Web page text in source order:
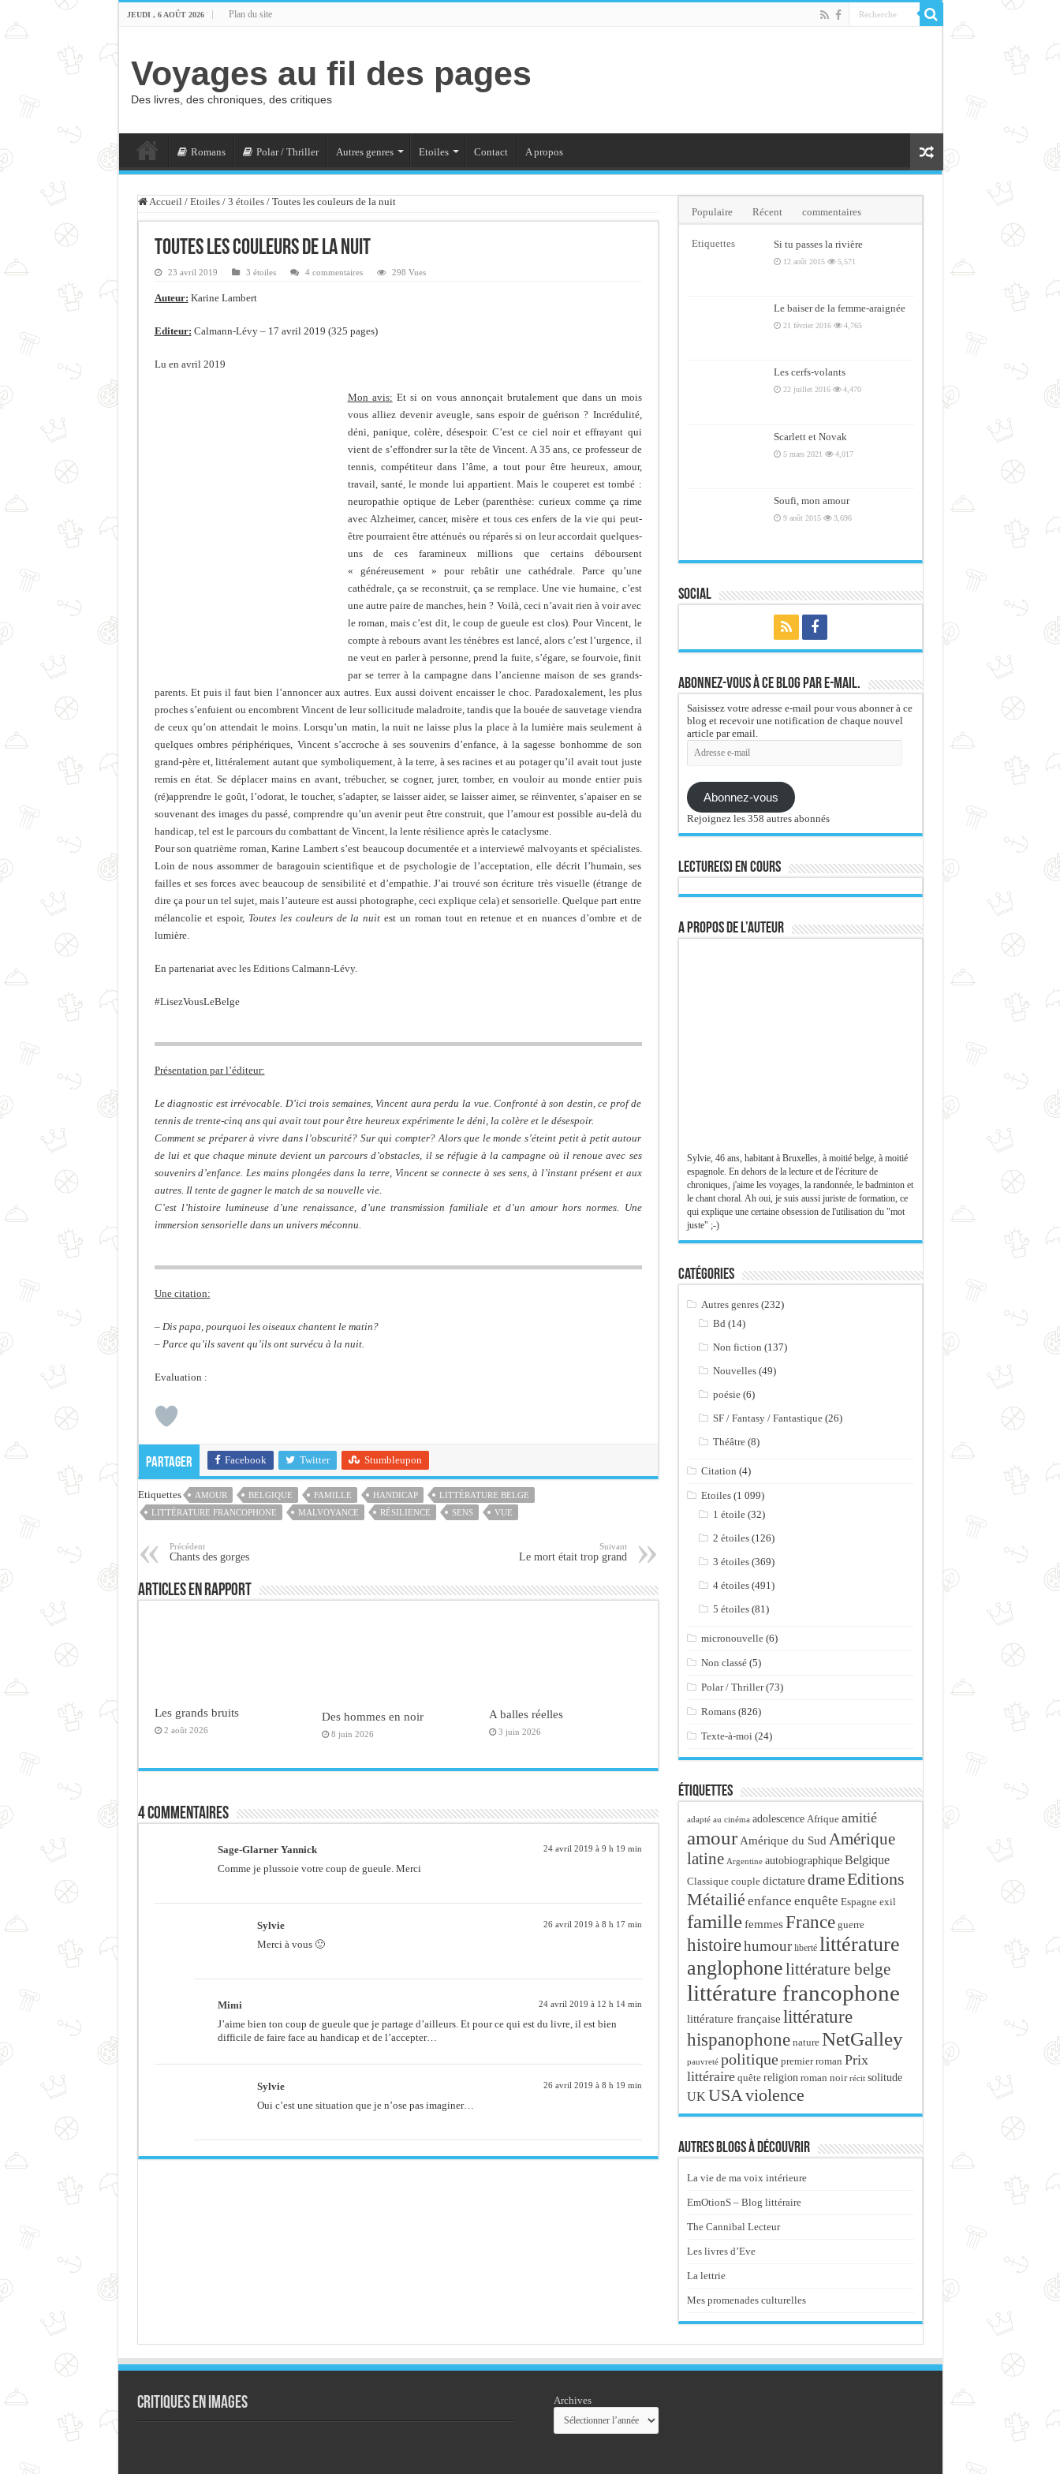
JEUDI , 6 AOÛT 2026 Plan du site
Voyages au fil des pages
Des livres, des chroniques, des critiques
Romans Polar / Thriller Autres genres Etoiles Contact A propos
Accueil / Etoiles / 3 étoiles / Toutes les couleurs de la nuit
Toutes les couleurs de la nuit
23 avril 2019 3 étoiles 4 commentaires 298 Vues
Auteur: Karine Lambert
Editeur: Calmann-Lévy – 17 avril 2019 (325 pages)
Lu en avril 2019
Mon avis: Et si on vous annonçait brutalement que dans un mois
vous alliez devenir aveugle, sans espoir de guérison ? Incrédulité,
déni, panique, colère, désespoir. C’est ce ciel noir et effrayant qui
vient de s’effondrer sur la tête de Vincent. A 35 ans, ce professeur de
tennis, compétiteur dans l’âme, a tout pour être heureux, amour,
travail, santé, le monde lui appartient. Mais le couperet est tombé :
neuropathie optique de Leber (parenthèse: curieux comme ça rime
avec Alzheimer, cancer, misère et tous ces enfers de la vie qui peut-
être pourraient être atténués ou réparés si on leur accordait quelques-
uns de ces faramineux millions que certains déboursent
« généreusement » pour rebâtir une cathédrale. Parce qu’une
cathédrale, ça se reconstruit, ça se remplace. Une vie humaine, c’est
une autre paire de manches, hein ? Voilà, ceci n’avait rien à voir avec
le roman, mais c’est dit, le coup de gueule est clos). Pour Vincent, le
compte à rebours avant les ténèbres est lancé, alors c’est l’urgence, il
ne veut en parler à personne, prend la fuite, s’égare, se fourvoie, finit
par se terrer à la campagne dans l’ancienne maison de ses grands-
parents. Et puis il faut bien l’annoncer aux autres. Eux aussi doivent encaisser le choc. Paradoxalement, les plus
proches s’enfuient ou encombrent Vincent de leur sollicitude maladroite, tandis que la bouée de sauvetage viendra
de ceux qu’on attendait le moins. Lorsqu’un matin, la nuit ne laisse plus la place à la lumière mais seulement à
quelques ombres périphériques, Vincent s’accroche à ses souvenirs d’enfance, à la sagesse bonhomme de son
grand-père et, littéralement autant que symboliquement, à la terre, à ses racines et au potager qu’il avait tout juste
remis en état. Se déplacer mains en avant, trébucher, se cogner, jurer, tomber, en vouloir au monde entier puis
(ré)apprendre le goût, l’odorat, le toucher, s’adapter, se laisser aider, se laisser aimer, se réinventer, s’apaiser en se
souvenant des images du passé, comprendre qu’un avenir peut être construit, que l’amour est possible au-delà du
handicap, tel est le parcours du combattant de Vincent, la lente résilience après le cataclysme.
Pour son quatrième roman, Karine Lambert s’est beaucoup documentée et a interviewé malvoyants et spécialistes.
Loin de nous assommer de baragouin scientifique et de psychologie de l’acceptation, elle décrit l’humain, ses
failles et ses forces avec beaucoup de sensibilité et d’empathie. J’ai trouvé son écriture très visuelle (étrange de
dire ça pour un tel sujet, mais l’auteure est aussi photographe, ceci explique cela) et sensorielle. Quelque part entre
mélancolie et espoir, Toutes les couleurs de la nuit est un roman tout en retenue et en nuances d’ombre et de
lumière.
En partenariat avec les Editions Calmann-Lévy.
#LisezVousLeBelge
Présentation par l’éditeur:
Le diagnostic est irrévocable. D’ici trois semaines, Vincent aura perdu la vue. Confronté à son destin, ce prof de
tennis de trente-cinq ans qui avait tout pour être heureux expérimente le déni, la colère et le désespoir.
Comment se préparer à vivre dans l’obscurité? Sur qui compter? Alors que le monde s’éteint petit à petit autour
de lui et que chaque minute devient un parcours d’obstacles, il se réfugie à la campagne où il renoue avec ses
souvenirs d’enfance. Les mains plongées dans la terre, Vincent se connecte à ses sens, à l’instant présent et aux
autres. Il tente de gagner le match de sa nouvelle vie.
C’est l’histoire lumineuse d’une renaissance, d’une transmission familiale et d’un amour hors normes. Une
immersion sensorielle dans un univers méconnu.
Une citation:
– Dis papa, pourquoi les oiseaux chantent le matin?
– Parce qu’ils savent qu’ils ont survécu à la nuit.
Evaluation :
Partager Facebook Twitter Stumbleupon
Etiquettes AMOUR BELGIQUE FAMILLE HANDICAP
LITTÉRATURE BELGE
LITTÉRATURE FRANCOPHONE
MALVOYANCE RÉSILIENCE SENS VUE
Précédent
Chants des gorges
Suivant
Le mort était trop grand
Articles en rapport
Les grands bruits
2 août 2026
Des hommes en noir
8 juin 2026
A balles réelles
3 juin 2026
4 commentaires
Sage-Glarner Yannick 24 avril 2019 à 9 h 19 min
Comme je plussoie votre coup de gueule. Merci
Sylvie 26 avril 2019 à 8 h 17 min
Merci à vous 🙂
Mimi 24 avril 2019 à 12 h 14 min
J’aime bien ton coup de gueule que je partage d’ailleurs. Et pour ce qui est du livre, il est bien
difficile de faire face au handicap et de l’accepter…
Sylvie 26 avril 2019 à 8 h 19 min
Oui c’est une situation que je n’ose pas imaginer…
Populaire Récent commentaires
Etiquettes Si tu passes la rivière
12 août 2015 5,571
Le baiser de la femme-araignée
21 février 2016 4,765
Les cerfs-volants
22 juillet 2016 4,470
Scarlett et Novak
5 mars 2021 4,017
Soufi, mon amour
9 août 2015 3,696
Social
Abonnez-vous à ce blog par e-mail.
Saisissez votre adresse e-mail pour vous abonner à ce
blog et recevoir une notification de chaque nouvel
article par email.
Adresse
Abonnez-vous
Rejoignez les 358 autres abonnés
Lecture(s) en cours
A propos de l’auteur
Sylvie, 46 ans, habitant à Bruxelles, à moitié belge, à moitié
espagnole. En dehors de la lecture et de l'écriture de
chroniques, j'aime les voyages, la randonnée, le badminton et
le chant choral. Ah oui, je suis aussi juriste de formation, ce
qui explique une certaine obsession de l'utilisation du "mot
juste" ;-)
Catégories
Autres genres (232)
Bd (14)
Non fiction (137)
Nouvelles (49)
poésie (6)
SF / Fantasy / Fantastique (26)
Théâtre (8)
Citation (4)
Etoiles (1 099)
1 étoile (32)
2 étoiles (126)
3 étoiles (369)
4 étoiles (491)
5 étoiles (81)
micronouvelle (6)
Non classé (5)
Polar / Thriller(73)
Romans (826)
Texte-à-moi (24)
Étiquettes
adapté au cinéma adolescence Afrique amitié
amour Amérique du Sud Amérique
latine Argentine autobiographique Belgique
Classique couple dictature drameEditions
Métailié enfance enquête Espagne exil
famille femmes France guerre
histoirehumour liberté littérature
anglophonelittérature belge
littérature francophone
littérature française littérature
hispanophone nature NetGalley
pauvreté politique premier roman Prix
littéraire quête religion roman noir récit solitude
UK USA violence
Autres blogs à découvrir
La vie de ma voix intérieure
EmOtionS – Blog littéraire
The Cannibal Lecteur
Les livres d’Eve
La lettrie
Mes promenades culturelles
Critiques en images Archives